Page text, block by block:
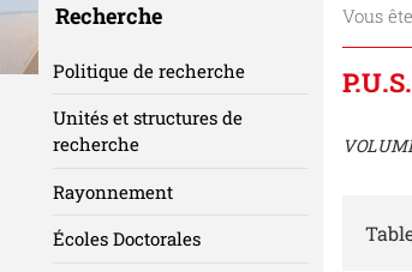
Vous
Recherche
Politique de recherche
Unités et structures de
recherche
Rayonnement
Écoles Doctorales